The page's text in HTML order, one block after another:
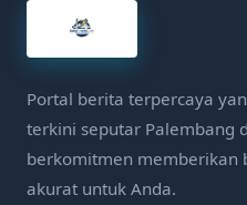
Portal berita terpercaya
terkini seputar Palembang
berkomitmen memberikan
akurat untuk Anda.